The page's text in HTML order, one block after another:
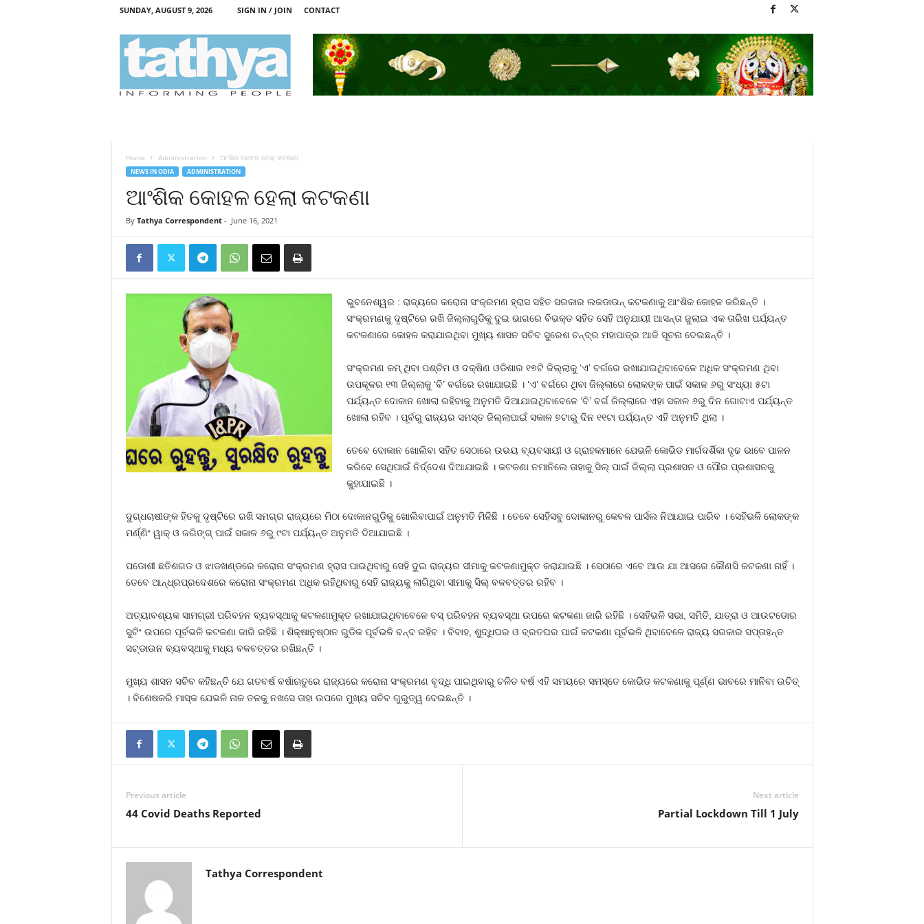
SUNDAY, AUGUST 9, 2026 SIGN IN / JOIN CONTACT
Home Administration ଆଂଶିକ କୋହଳ ହେଲା କଟକଣା
NEWS IN ODIA ADMINISTRATION
ଆଂଶିକ କୋହଳ ହେଲା କଟକଣା
By Tathya Correspondent- June 16, 2021
ଭୁବନେଶ୍ୱର : ରାଜ୍ୟରେ କରୋନା ସଂକ୍ରମଣ ହ୍ରାସ ସହିତ ସରକାର ଲକଡାଉନ୍‍ କଟକଣାକୁ ଆଂଶିକ କୋହଳ କରିଛନ୍ତି ।
ସଂକ୍ରମଣକୁ ଦୃଷ୍ଟିରେ ରଖି ଜିଲ୍ଲାଗୁଡିକୁ ଦୁଇ ଭାଗରେ ବିଭକ୍ତ ସହିତ ସେହି ଅନୁଯାୟୀ ଆସନ୍ତା ଜୁଲାଇ ଏକ ତାରିଖ ପର୍ଯ୍ୟନ୍ତ
କଟକଣାରେ କୋହଳ କରାଯାଇଥିବା ମୁଖ୍ୟ ଶାସନ ସଚିବ ସୁରେଶ ଚନ୍ଦ୍ର ମହାପାତ୍ର ଆଜି ସୂଚନା ଦେଇଛନ୍ତି ।
ସଂକ୍ରମଣ କମ୍‍ ଥିବା ପଶ୍ଚିମ ଓ ଦକ୍ଷିଣ ଓଡିଶାର ୧୭ଟି ଜିଲ୍ଲାକୁ ‘ଏ’ ବର୍ଗରେ ରଖାଯାଇଥିବାବେଳେ ଅଧିକ ସଂକ୍ରମଣ ଥିବା
ଉପକୂଳର ୧୩ ଜିଲ୍ଲାକୁ ‘ବି’ ବର୍ଗରେ ରଖାଯାଇଛି । ‘ଏ’ ବର୍ଗରେ ଥିବା ଜିଲ୍ଲାରେ ଲୋକଙ୍କ ପାଇଁ ସକାଳ ୬ରୁ ସଂଧ୍ୟା ୫ଟା
ପର୍ଯ୍ୟନ୍ତ ଦୋକାନ ଖୋଲା ରହିବାକୁ ଅନୁମତି ଦିଆଯାଇଥିବାବେଳେ ‘ବି’ ବର୍ଗ ଜିଲ୍ଲାରେ ଏହା ସକାଳ ୬ରୁ ଦିନ ଗୋଟାଏ ପର୍ଯ୍ୟନ୍ତ
ଖୋଲା ରହିବ । ପୂର୍ବରୁ ରାଜ୍ୟର ସମସ୍ତ ଜିଲ୍ଲାପାଇଁ ସକାଳ ୭ଟାରୁ ଦିନ ୧୧ଟା ପର୍ଯ୍ୟନ୍ତ ଏହି ଅନୁମତି ଥିଲା ।
ତେବେ ଦୋକାନ ଖୋଲିବା ସହିତ ସେଠାରେ ଉଭୟ ବ୍ୟବସାୟୀ ଓ ଗ୍ରାହକମାନେ ଯେଭଳି କୋଭିଡ ମାର୍ଗଦର୍ଶିକା ଦୃଢ ଭାବେ ପାଳନ
କରିବେ ସେଥିପାଇଁ ନିର୍ଦ୍ଦେଶ ଦିଆଯାଇଛି । କଟକଣା ନମାନିଲେ ତାହାକୁ ସିଲ୍‍ ପାଇଁ ଜିଲ୍ଲା ପ୍ରଶାସନ ଓ ପୌର ପ୍ରଶାସନକୁ
କୁହାଯାଇଛି ।
ଦୁଗ୍ଧଚାଷୀଙ୍କ ହିତକୁ ଦୃଷ୍ଟିରେ ରଖି ସମଗ୍ର ରାଜ୍ୟରେ ମିଠା ଦୋକାନଗୁଡିକୁ ଖୋଲିବାପାଇଁ ଅନୁମତି ମିଳିଛି । ତେବେ ସେହିସବୁ ଦୋକାନରୁ କେବଳ ପାର୍ସଲ ନିଆଯାଇ ପାରିବ । ସେହିଭଳି ଲୋକଙ୍କ
ମର୍ଣ୍ଣିଂ ୱାକ୍‍ ଓ ଜଗିଙ୍ଗ୍‍ ପାଇଁ ସକାଳ ୬ରୁ ୯ଟା ପର୍ଯ୍ୟନ୍ତ ଅନୁମତି ଦିଆଯାଇଛି ।
ପଡୋଶୀ ଛତିଶଗଡ ଓ ଝାଡଖଣ୍ଡରେ କରୋନା ସଂକ୍ରମଣ ହ୍ରାସ ପାଇଥିବାରୁ ସେହି ଦୁଇ ରାଜ୍ୟର ସୀମାକୁ କଟକଣାମୁକ୍ତ କରାଯାଇଛି । ସେଠାରେ ଏବେ ଆଉ ଯା ଆସରେ କୌଣସି କଟକଣା ନାହିଁ ।
ତେବେ ଆନ୍ଧ୍ରପ୍ରଦେଶରେ କରୋନା ସଂକ୍ରମଣ ଅଧିକ ରହିଥିବାରୁ ସେହି ରାଜ୍ୟକୁ ଲାଗିଥିବା ସୀମାକୁ ସିଲ୍‍ ବଳବତ୍ତର ରହିବ ।
ଅତ୍ୟାବଶ୍ୟକ ସାମଗ୍ରୀ ପରିବହନ ବ୍ୟବସ୍ଥାକୁ କଟକଣାମୁକ୍ତ ରଖାଯାଇଥିବାବେଳେ ବସ୍‍ ପରିବହନ ବ୍ୟବସ୍ଥା ଉପରେ କଟକଣା ଜାରି ରହିଛି । ସେହିଭଳି ସଭା, ସମିତି, ଯାତ୍ରା ଓ ଆଉଟଡୋର
ସୁଟିଂ ଉପରେ ପୂର୍ବଭଳି କଟକଣା ଜାରି ରହିଛି । ଶିକ୍ଷାନୁଷ୍ଠାନ ଗୁଡିକ ପୂର୍ବଭଳି ବନ୍ଦ ରହିବ । ବିବାହ, ଶୁଦ୍ଧିଘର ଓ ବ୍ରତଘର ପାଇଁ କଟକଣା ପୂର୍ବଭଳି ଥିବାବେଳେ ରାଜ୍ୟ ସରକାର ସପ୍ତାହନ୍ତ
ସଟ୍‍ଡାଉନ ବ୍ୟବସ୍ଥାକୁ ମଧ୍ୟ ବଳବତ୍ତର ରଖିଛନ୍ତି ।
ମୁଖ୍ୟ ଶାସନ ସଚିବ କହିଛନ୍ତି ଯେ ଗତବର୍ଷ ବର୍ଷାଋତୁରେ ରାଜ୍ୟରେ କରୋନା ସଂକ୍ରମଣ ବୃଦ୍ଧି ପାଇଥିବାରୁ ଚଳିତ ବର୍ଷ ଏହି ସମୟରେ ସମସ୍ତେ କୋଭିଡ କଟକଣାକୁ ପୂର୍ଣ୍ଣ ଭାବରେ ମାନିବା ଉଚିତ୍‍
। ବିଶେଷକରି ମାସ୍କ ଯେଭଳି ନାକ ତଳକୁ ନଖସେ ତାହା ଉପରେ ମୁଖ୍ୟ ସଚିବ ଗୁରୁତ୍ୱ ଦେଇଛନ୍ତି ।
Previous article
44 Covid Deaths Reported
Next article
Partial Lockdown Till 1 July
Tathya Correspondent